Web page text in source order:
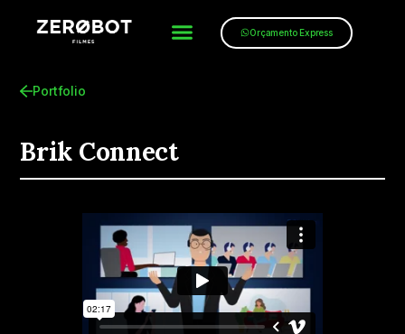
Orçamento Express
Portfolio
Brik Connect